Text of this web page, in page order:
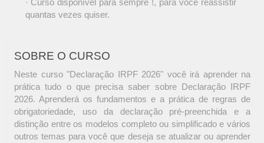
· Curso disponível para sempre !, para você reassistir
quantas vezes quiser.
SOBRE O CURSO
Neste curso "Declaração IRPF 2026" você irá aprender na
prática tudo o que precisa saber sobre Declaração IRPF
2026. Aprenderá os fundamentos e a prática de regras de
obrigatoriedade, uso da declaração pré-preenchida e a
distinção entre os modelos completo ou simplificado e vários
outros temas para você que deseja se atualizar ou aprender